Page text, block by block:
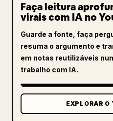
Faça leitura
virais com IA no
Guarde a fonte, faça
resuma o argumento e
em notas reutilizáveis
trabalho com IA.
EXPLORAR O